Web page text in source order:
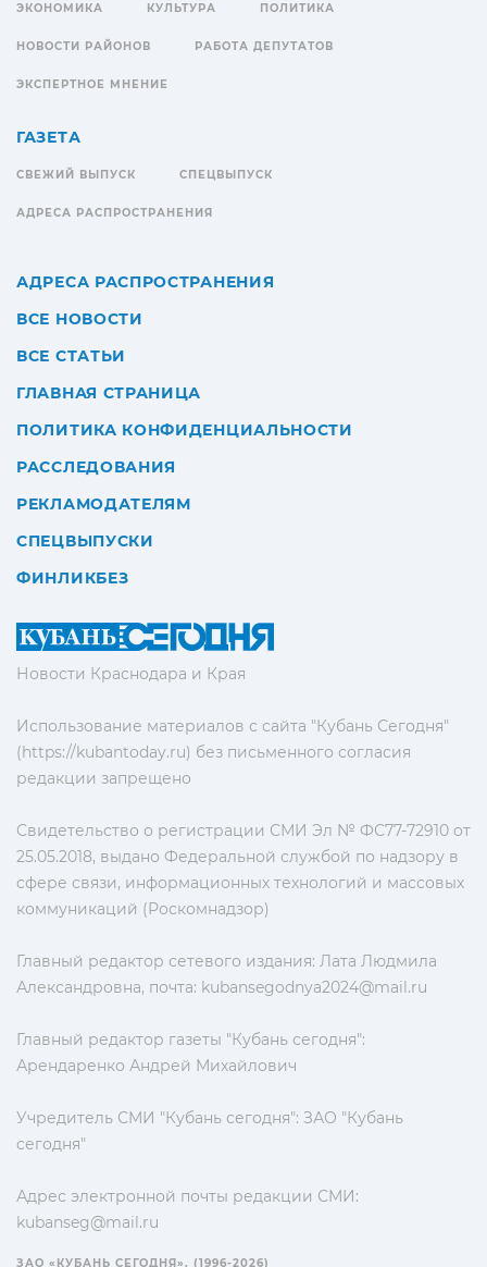
Новости Краснодара и Края
Использование материалов с сайта "Кубань Сегодня"
(https://kubantoday.ru) без письменного согласия
редакции запрещено
Свидетельство о регистрации СМИ Эл № ФС77-72910 от
25.05.2018, выдано Федеральной службой по надзору в
сфере связи, информационных технологий и массовых
коммуникаций (Роскомнадзор)
Главный редактор сетевого издания: Лата Людмила
Александровна, почта: kubansegodnya2024@mail.ru
Главный редактор газеты "Кубань сегодня":
Арендаренко Андрей Михайлович
Учредитель СМИ "Кубань сегодня": ЗАО "Кубань
сегодня"
Адрес электронной почты редакции СМИ:
kubanseg@mail.ru
ЭКОНОМИКА КУЛЬТУРА ПОЛИТИКА
НОВОСТИ РАЙОНОВ РАБОТА ДЕПУТАТОВ
ЭКСПЕРТНОЕ МНЕНИЕ
ГАЗЕТА
СВЕЖИЙ ВЫПУСК СПЕЦВЫПУСК
АДРЕСА РАСПРОСТРАНЕНИЯ
АДРЕСА РАСПРОСТРАНЕНИЯ
ВСЕ НОВОСТИ
ВСЕ СТАТЬИ
ГЛАВНАЯ СТРАНИЦА
ПОЛИТИКА КОНФИДЕНЦИАЛЬНОСТИ
РАССЛЕДОВАНИЯ
РЕКЛАМОДАТЕЛЯМ
СПЕЦВЫПУСКИ
ФИНЛИКБЕЗ
ЗАО «КУБАНЬ СЕГОДНЯ». (1996-2026)